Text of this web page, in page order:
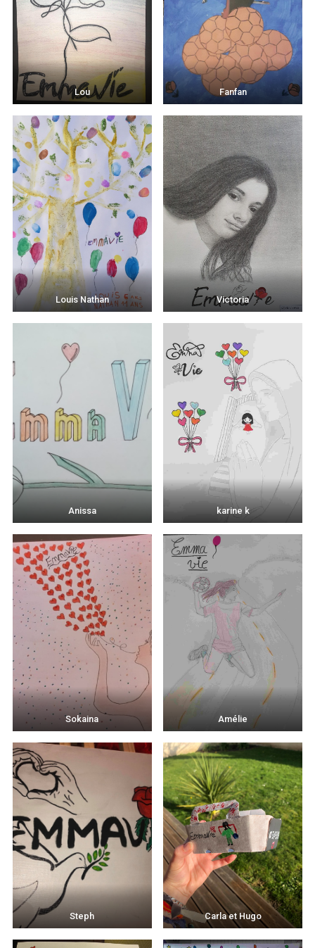
Lou Fanfan
Louis Nathan Victoria
Anissa karine k
Sokaina Amélie
Steph Carla et Hugo